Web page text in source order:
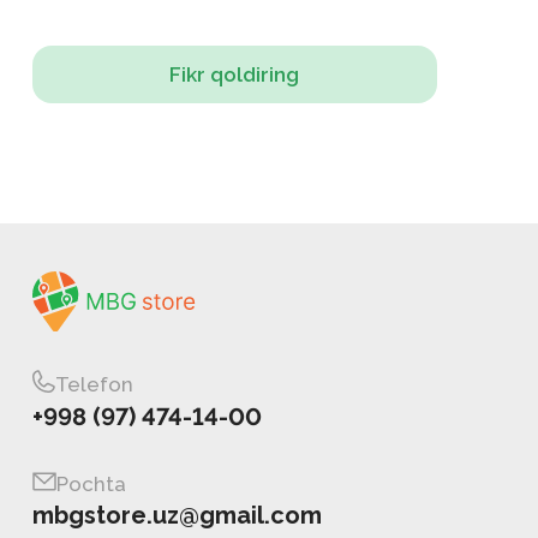
Fikr qoldiring
Telefon
+998 (97) 474-14-00
Pochta
mbgstore.uz@gmail.com